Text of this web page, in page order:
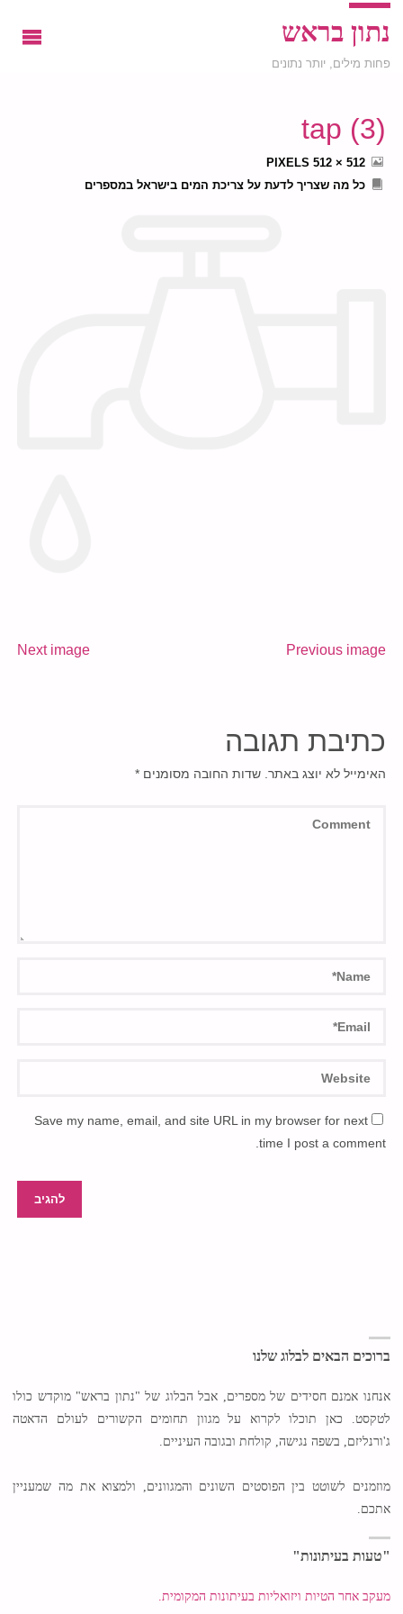
נתון בראש
פחות מילים, יותר נתונים
tap (3)
FULL
SIZE
512 × 512
PIXELS
כל מה שצריך לדעת על צריכת המים בישראל במספרים
Previous image
Next image
כתיבת תגובה
האימייל לא יוצג באתר. שדות החובה מסומנים *
Save my name, email, and site URL in my browser for next
time I post a comment.
ברוכים הבאים לבלוג שלנו
אנחנו אמנם חסידים של מספרים, אבל הבלוג של "נתון בראש" מוקדש כולו
לטקסט. כאן תוכלו לקרוא על מגוון תחומים הקשורים לעולם הדאטה
ג'ורנליזם, בשפה נגישה, קולחת ובגובה העיניים.
מוזמנים לשוטט בין הפוסטים השונים והמגוונים, ולמצוא את מה שמעניין
אתכם.
"טעות בעיתונות"
מעקב אחר הטיות ויזואליות בעיתונות המקומית.